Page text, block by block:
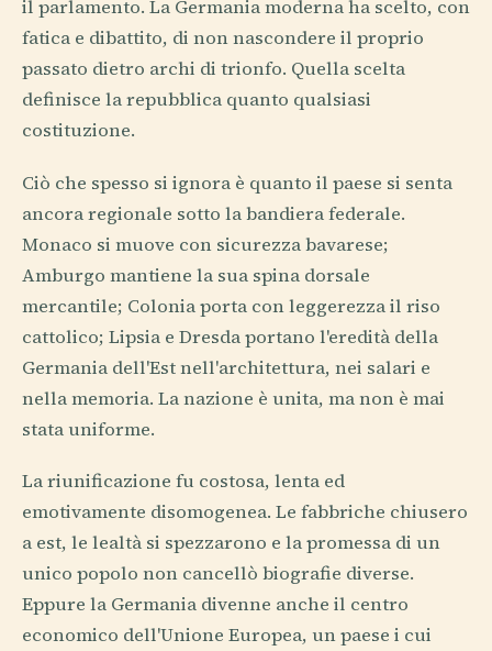
il parlamento. La Germania moderna ha scelto, con
fatica e dibattito, di non nascondere il proprio
passato dietro archi di trionfo. Quella scelta
definisce la repubblica quanto qualsiasi
costituzione.
Ciò che spesso si ignora è quanto il paese si senta
ancora regionale sotto la bandiera federale.
Monaco si muove con sicurezza bavarese;
Amburgo mantiene la sua spina dorsale
mercantile; Colonia porta con leggerezza il riso
cattolico; Lipsia e Dresda portano l'eredità della
Germania dell'Est nell'architettura, nei salari e
nella memoria. La nazione è unita, ma non è mai
stata uniforme.
La riunificazione fu costosa, lenta ed
emotivamente disomogenea. Le fabbriche chiusero
a est, le lealtà si spezzarono e la promessa di un
unico popolo non cancellò biografie diverse.
Eppure la Germania divenne anche il centro
economico dell'Unione Europea, un paese i cui